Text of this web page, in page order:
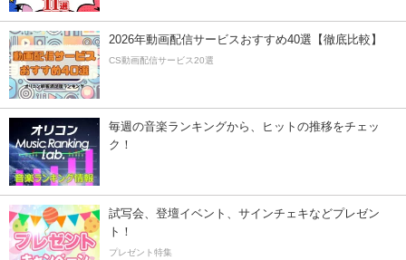
2026年動画配信サービスおすすめ40選【徹底比較】
CS動画配信サービス20選
毎週の音楽ランキングから、ヒットの推移をチェッ
ク！
試写会、登壇イベント、サインチェキなどプレゼン
ト！
プレゼント特集